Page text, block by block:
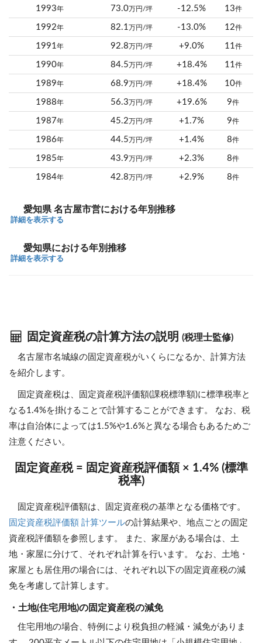
1993年 73.0万円/坪 -12.5% 13件
1992年 82.1万円/坪 -13.0% 12件
1991年 92.8万円/坪 +9.0% 11件
1990年 84.5万円/坪 +18.4% 11件
1989年 68.9万円/坪 +18.4% 10件
1988年 56.3万円/坪 +19.6% 9件
1987年 45.2万円/坪 +1.7% 9件
1986年 44.5万円/坪 +1.4% 8件
1985年 43.9万円/坪 +2.3% 8件
1984年 42.8万円/坪 +2.9% 8件
愛知県 名古屋市営における年別推移
詳細を表示する
愛知県における年別推移
詳細を表示する
固定資産税の計算方法の説明 (税理士監修)
名古屋市名城線の固定資産税がいくらになるか、計算方法
を紹介します。
固定資産税は、固定資産税評価額(課税標準額)に標準税率と
なる1.4%を掛けることで計算することができます。 なお、税
率は自治体によっては1.5%や1.6%と異なる場合もあるためご
注意ください。
固定資産税 = 固定資産税評価額 × 1.4% (標準
税率)
固定資産税評価額は、固定資産税の基準となる価格です。
固定資産税評価額 計算ツールの計算結果や、地点ごとの固定
資産税評価額を参照します。 また、家屋がある場合は、土
地・家屋に分けて、それぞれ計算を行います。 なお、土地・
家屋とも居住用の場合には、それぞれ以下の固定資産税の減
免を考慮して計算します。
・土地(住宅用地)の固定資産税の減免
住宅用地の場合、特例により税負担の軽減・減免がありま